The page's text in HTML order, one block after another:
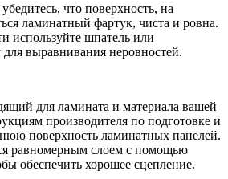
что поверхность, на
ламинатный фартук, чиста и ровна.
используйте шпатель или
выравнивания неровностей.
для ламината и материала вашей
производителя по подготовке и
поверхность ламинатных панелей.
равномерным слоем с помощью
обеспечить хорошее сцепление.